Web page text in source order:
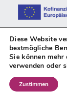
Diese Website
bestmögliche
Sie können
verwenden oder
Zustimmen